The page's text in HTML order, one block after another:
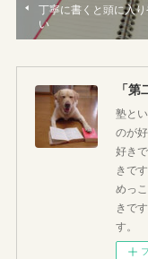
丁寧に書くと頭に入
い
塾と
のが
好き
きで
めっ
きで
す。